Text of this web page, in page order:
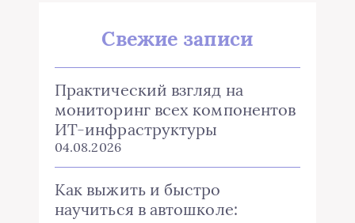
Свежие записи
Практический взгляд на
мониторинг всех компонентов
ИТ-инфраструктуры
04.08.2026
Как выжить и быстро
научиться в автошколе: